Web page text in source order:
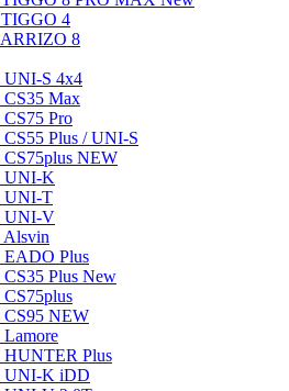
4
8
UNI-S 4x4
CS35 Max
CS75 Pro
CS55 Plus / UNI-S
CS75plus NEW
UNI-K
UNI-T
UNI-V
Alsvin
EADO Plus
CS35 Plus New
CS75plus
CS95 NEW
Lamore
HUNTER Plus
UNI-K iDD